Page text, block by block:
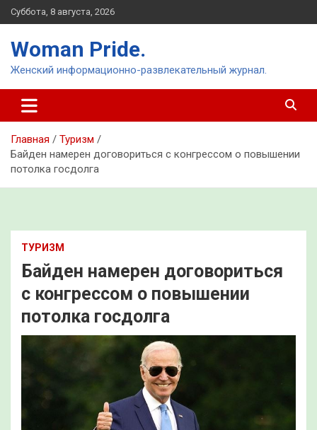
Перейти
к
Суббота, 8 августа, 2026
Woman Pride.
Женский информационно-развлекательный журнал.
Главная
Туризм
Байден намерен договориться с конгрессом о повышении
потолка госдолга
ТУРИЗМ
Байден намерен договориться
с конгрессом о повышении
потолка госдолга